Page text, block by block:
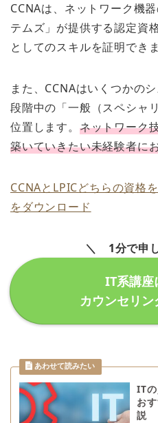
CCNAは、ネットワーク機
テムズ」が提供する認定資
としてのスキルを証明できま
また、CCNAはいくつかの
段階中の「一般（スペシャ
位置します。 ネットワーク
築いていきたい未経験者に
CCNAとLPICどちらの資格
をダウンロード
＼ 1分で申
IT系講座
カウンセリ
IT
お
説